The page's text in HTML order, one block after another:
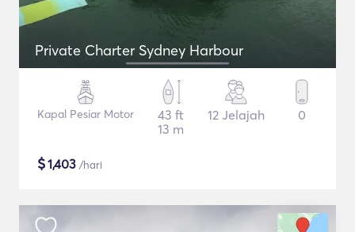
Private Charter Sydney Harbour
Kapal Pesiar Motor
43 ft
13 m
12 Jelajah 0
$1,403 /hari